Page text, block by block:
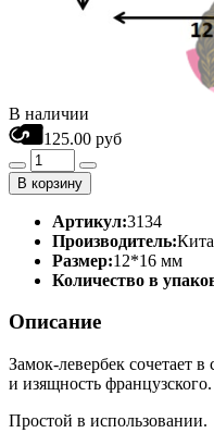
В наличии
125.00 руб
В корзину
Артикул:3134
Производитель:
Размер:12*16 мм
Количество в
Описание
Замок-левербек сочетает в
и изящность французского.
Простой в использовании.